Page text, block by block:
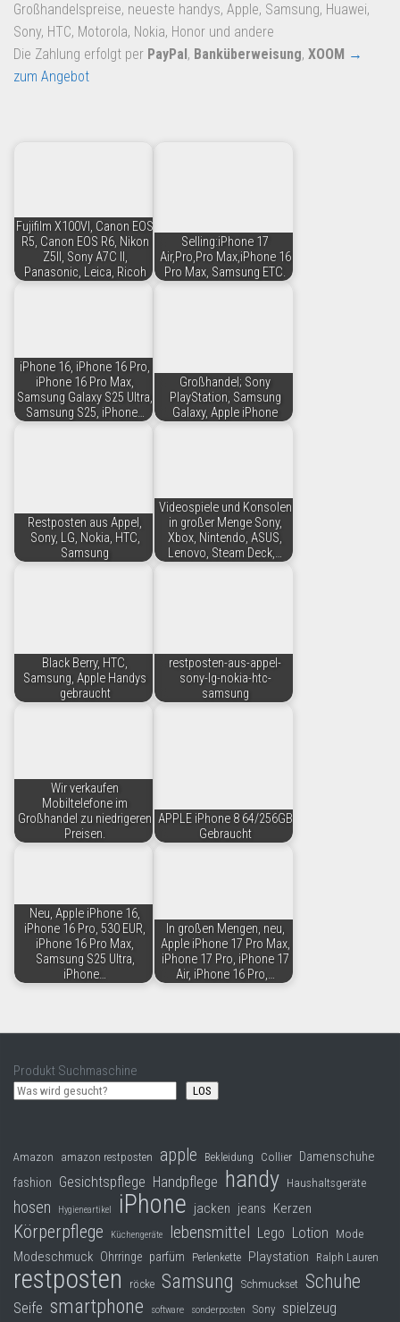
Großhandelspreise, neueste handys, Apple, Samsung, Huawei,
Sony, HTC, Motorola, Nokia, Honor und andere
Die Zahlung erfolgt per PayPal , Banküberweisung, XOOM →
zum Angebot
Fujifilm X100VI, Canon EOS
R5, Canon EOS R6, Nikon
Z5II, Sony A7C II,
Panasonic, Leica, Ricoh
Selling:iPhone 17
Air,Pro,Pro Max,iPhone 16
Pro Max, Samsung ETC.
iPhone 16, iPhone 16 Pro,
iPhone 16 Pro Max,
Samsung Galaxy S25 Ultra,
Samsung S25, iPhone…
Großhandel; Sony
PlayStation, Samsung
Galaxy, Apple iPhone
Restposten aus Appel,
Sony, LG, Nokia, HTC,
Samsung
Videospiele und Konsolen
in großer Menge Sony,
Xbox, Nintendo, ASUS,
Lenovo, Steam Deck,…
Black Berry, HTC,
Samsung, Apple Handys
gebraucht
restposten-aus-appel-
sony-lg-nokia-htc-
samsung
Wir verkaufen
Mobiltelefone im
Großhandel zu niedrigeren
Preisen.
APPLE iPhone 8 64/256GB
Gebraucht
Neu, Apple iPhone 16,
iPhone 16 Pro, 530 EUR,
iPhone 16 Pro Max,
Samsung S25 Ultra,
iPhone…
In großen Mengen, neu,
Apple iPhone 17 Pro Max,
iPhone 17 Pro, iPhone 17
Air, iPhone 16 Pro,…
Produkt Suchmaschine
LOS
Amazon amazon restposten apple Bekleidung Collier Damenschuhe
fashion Gesichtspflege Handpflege handy Haushaltsgeräte
hosen Hygieneartikel iPhone jacken jeans Kerzen
Körperpflege Küchengeräte lebensmittel Lego Lotion Mode
Modeschmuck Ohrringe parfüm Perlenkette Playstation Ralph Lauren
restposten röcke Samsung Schmuckset Schuhe
Seife smartphone software sonderposten Sony spielzeug